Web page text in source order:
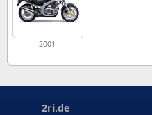
2001
2ri.de